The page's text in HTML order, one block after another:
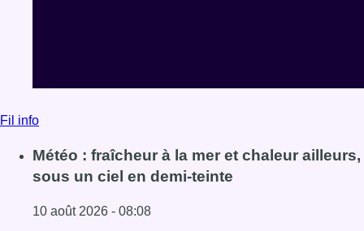
Fil info
Météo : fraîcheur à la mer et chaleur ailleurs,
sous un ciel en demi-teinte
10 août 2026 - 08:08